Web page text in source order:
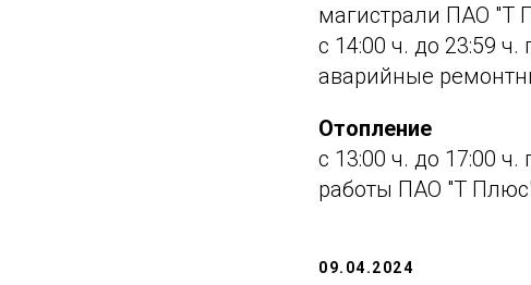
магистрали ПАО "Т
с 14:00 ч. до 23:59
аварийные
Отопление
с 13:00 ч. до 17:00
работы ПАО "Т
09.04.2024